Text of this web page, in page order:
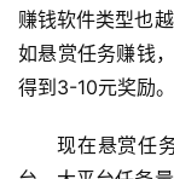
赚钱软件类型也
如悬赏任务赚钱
得到3-10元奖励。
现在悬赏任